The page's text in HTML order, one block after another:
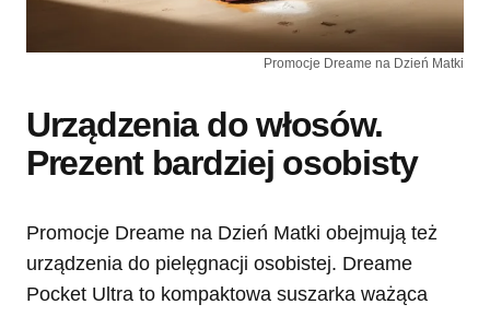
Promocje Dreame na Dzień Matki
Urządzenia do włosów.
Prezent bardziej osobisty
Promocje Dreame na Dzień Matki obejmują też
urządzenia do pielęgnacji osobistej. Dreame
Pocket Ultra to kompaktowa suszarka ważąca